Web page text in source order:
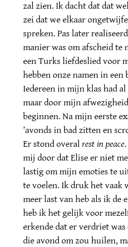
zal zien. Ik dacht dat dat
zei dat we elkaar
spreken. Pas later
manier was om afscheid te
een Turks liefdeslied voor
hebben onze namen in een
Iedereen in mijn klas had al
maar door mijn
beginnen. Na mijn eerste
’avonds in bad zitten en
Er stond overalrest in peace
mij door dat Elise er niet
lastig om mijn emoties te
te voelen. Ik druk het vaak
meer last van heb als ik de
heb ik het gelijk voor
erkende dat er verdriet
die avond om zou huilen,